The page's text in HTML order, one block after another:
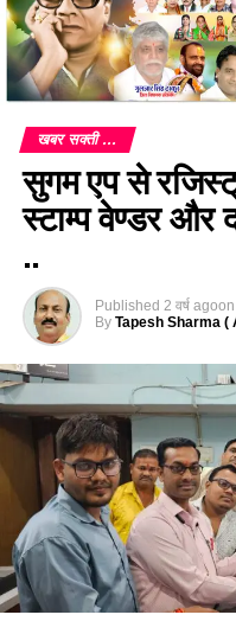
खबर सक्ती ...
सुगम एप से
स्टाम्प वेण्डर और
..
Published 2 वर्ष agoon
By Tapesh Sharma (